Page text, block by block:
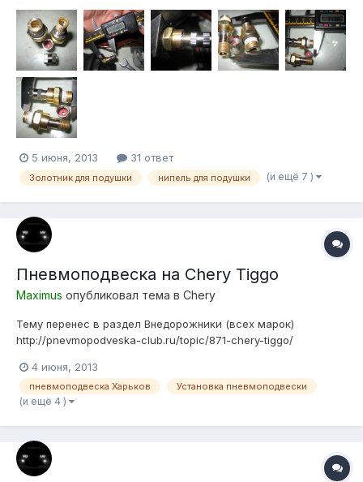
подготовлен к установке (уплотнительное кольцо и фум
лента)! Вкрутил и забыл о утечках! Под уплотнительное
кольцо естественно есть проточ...
5 июня, 2013 31 ответ
Золотник для подушки нипель для подушки (и ещё 7 )
Пневмоподвеска на Chery Tiggo
Maximus опубликовал тема в Chery
Тему перенес в раздел Внедорожники (всех марок)
http://pnevmopodveska-club.ru/topic/871-chery-tiggo/
4 июня, 2013
пневмоподвеска Харьков Установка пневмоподвески
(и ещё 4 )